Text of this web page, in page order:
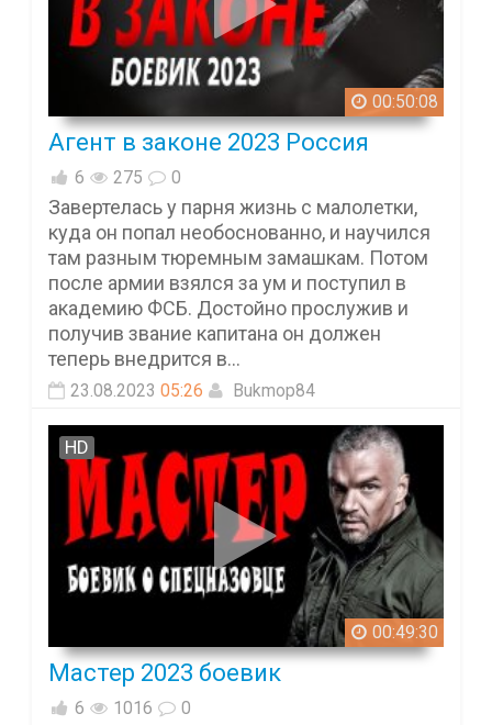
00:50:08
Агент в законе 2023 Россия
6 275 0
Завертелась у парня жизнь с малолетки,
куда он попал необоснованно, и научился
там разным тюремным замашкам. Потом
после армии взялся за ум и поступил в
академию ФСБ. Достойно прослужив и
получив звание капитана он должен
теперь внедрится в...
23.08.2023 05:26 Bukmop84
00:49:30
HD
Мастер 2023 боевик
6 1016 0